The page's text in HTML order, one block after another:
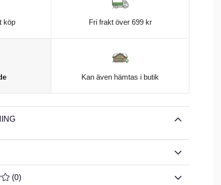
köp Fri frakt över 699 kr
Kan även hämtas i butik
0 AV 5 ANTAL BETYG 0
(0)